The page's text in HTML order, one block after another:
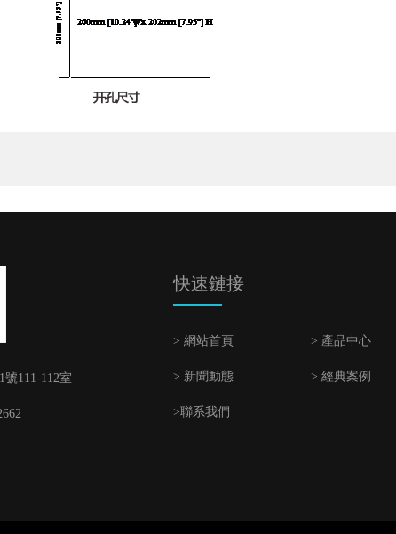
111-112室
快速鏈接
> 網站首頁 > 產品中心
> 新聞動態 > 經典案例
>聯系我們